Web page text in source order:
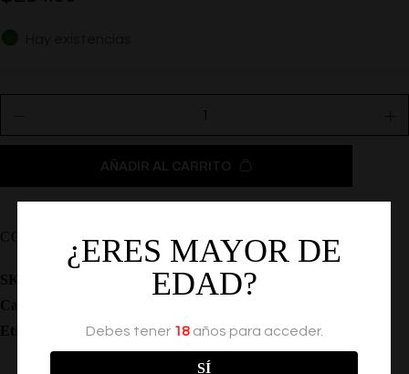
AÑADIR AL CARRITO
COMPARTIR
SKU:
Categoría:
Etiqueta: Masturbador
¿ERES MAYOR DE
EDAD?
Debes tener 18años para acceder.
SÍ